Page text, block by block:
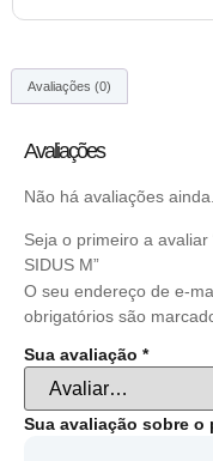
Avaliações (0)
Avaliações
Não há avaliações ainda.
Seja o primeiro a avaliar
SIDUS M”
O seu endereço de e-
obrigatórios são
Sua avaliação *
Sua avaliação sobre o